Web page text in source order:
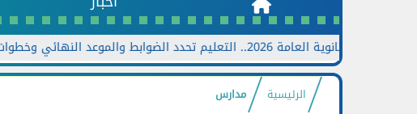
2026.. التعليم تحدد الضوابط والموعد النهائي وخطوات تقديم الطلب
الرئيسية مدارس